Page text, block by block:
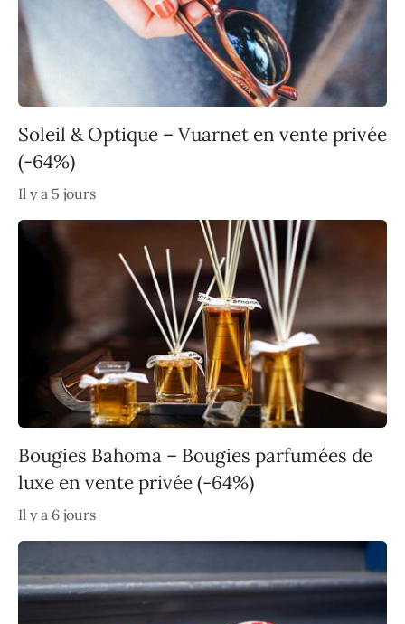
Soleil & Optique – Vuarnet en vente privée
(-64%)
Il y a 5 jours
Bougies Bahoma – Bougies parfumées de
luxe en vente privée (-64%)
Il y a 6 jours